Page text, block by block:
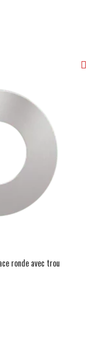
ronde avec trou